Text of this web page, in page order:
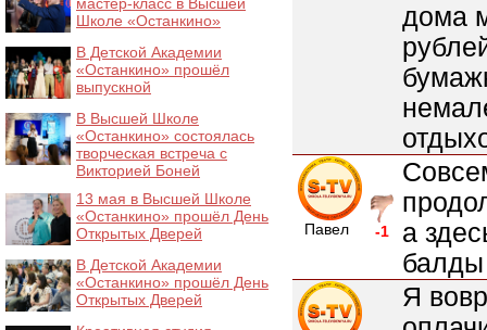
дома
Павел -1
а
балды
Я
Школе «Останкино»
В Детской Академии
«Останкино» прошёл
выпускной
В Высшей Школе
«Останкино» состоялась
творческая встреча с
Викторией Боней
13 мая в Высшей Школе
«Останкино» прошёл День
Открытых Дверей
В Детской Академии
«Останкино» прошёл День
Открытых Дверей